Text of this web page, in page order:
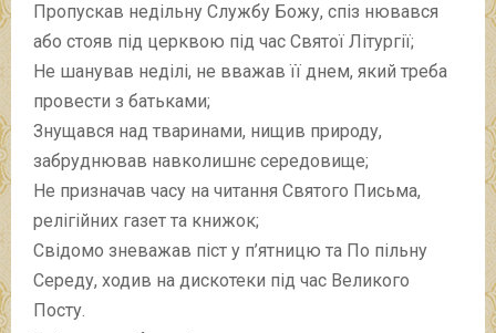
Пропускав недільну Службу Божу, спіз нювався
або стояв під церквою під час Святої Літургії;
Не шанував неділі, не вважав її днем, який треба
провести з батьками;
Знущався над тваринами, нищив природу,
забруднював навколишнє середовище;
Не призначав часу на читання Святого Письма,
релігійних газет та книжок;
Свідомо зневажав піст у п’ятницю та По пільну
Середу, ходив на дискотеки під час Великого
Посту.